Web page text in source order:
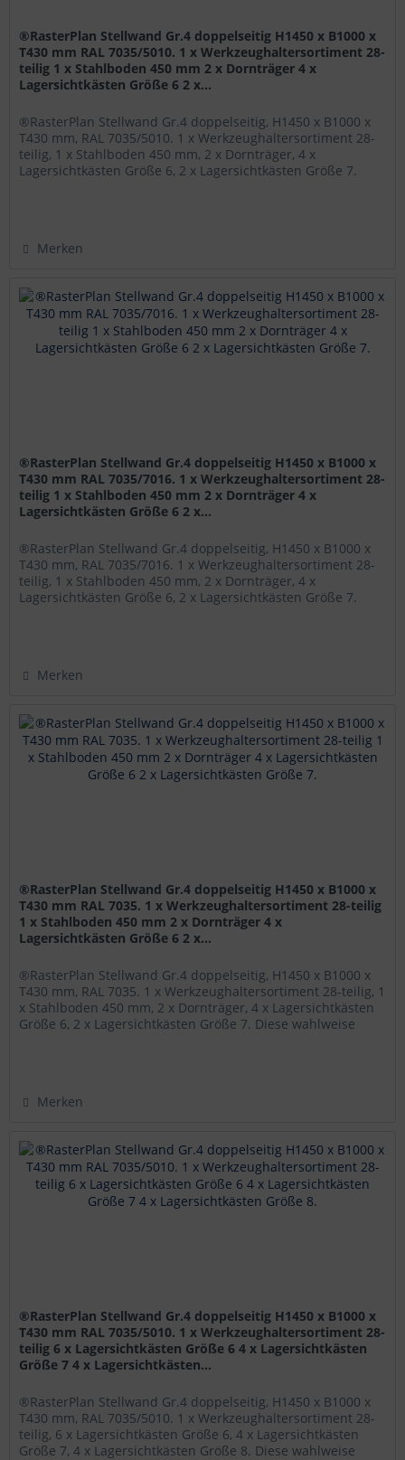
®RasterPlan Stellwand Gr.4 doppelseitig H1450 x B1000 x
T430 mm RAL 7035/5010. 1 x Werkzeughaltersortiment 28-
teilig 1 x Stahlboden 450 mm 2 x Dornträger 4 x
Lagersichtkästen Größe 6 2 x...
®RasterPlan Stellwand Gr.4 doppelseitig, H1450 x B1000 x
T430 mm, RAL 7035/5010. 1 x Werkzeughaltersortiment 28-
teilig, 1 x Stahlboden 450 mm, 2 x Dornträger, 4 x
Lagersichtkästen Größe 6, 2 x Lagersichtkästen Größe 7.
Merken
®RasterPlan Stellwand Gr.4 doppelseitig H1450 x B1000 x
T430 mm RAL 7035/7016. 1 x Werkzeughaltersortiment 28-
teilig 1 x Stahlboden 450 mm 2 x Dornträger 4 x
Lagersichtkästen Größe 6 2 x...
®RasterPlan Stellwand Gr.4 doppelseitig, H1450 x B1000 x
T430 mm, RAL 7035/7016. 1 x Werkzeughaltersortiment 28-
teilig, 1 x Stahlboden 450 mm, 2 x Dornträger, 4 x
Lagersichtkästen Größe 6, 2 x Lagersichtkästen Größe 7.
Merken
®RasterPlan Stellwand Gr.4 doppelseitig H1450 x B1000 x
T430 mm RAL 7035. 1 x Werkzeughaltersortiment 28-teilig
1 x Stahlboden 450 mm 2 x Dornträger 4 x
Lagersichtkästen Größe 6 2 x...
®RasterPlan Stellwand Gr.4 doppelseitig, H1450 x B1000 x
T430 mm, RAL 7035. 1 x Werkzeughaltersortiment 28-teilig, 1
x Stahlboden 450 mm, 2 x Dornträger, 4 x Lagersichtkästen
Größe 6, 2 x Lagersichtkästen Größe 7. Diese wahlweise
Merken
®RasterPlan Stellwand Gr.4 doppelseitig H1450 x B1000 x
T430 mm RAL 7035/5010. 1 x Werkzeughaltersortiment 28-
teilig 6 x Lagersichtkästen Größe 6 4 x Lagersichtkästen
Größe 7 4 x Lagersichtkästen...
®RasterPlan Stellwand Gr.4 doppelseitig, H1450 x B1000 x
T430 mm, RAL 7035/5010. 1 x Werkzeughaltersortiment 28-
teilig, 6 x Lagersichtkästen Größe 6, 4 x Lagersichtkästen
Größe 7, 4 x Lagersichtkästen Größe 8. Diese wahlweise